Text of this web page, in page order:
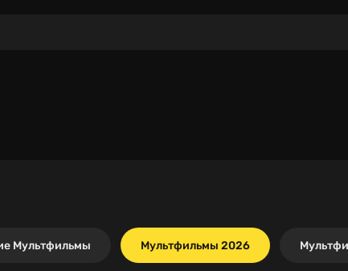
Мультфильмы Мультфильмы 2026